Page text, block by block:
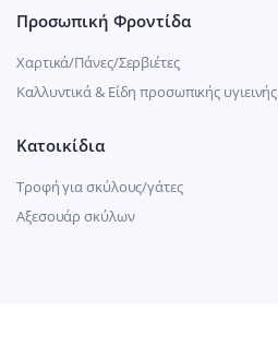
Προσωπική Φροντίδα
Χαρτικά/Πάνες/Σερβιέτες
Καλλυντικά & Είδη προσωπικής υγιεινής
Κατοικίδια
Τροφή για σκύλους/γάτες
Αξεσουάρ σκύλων